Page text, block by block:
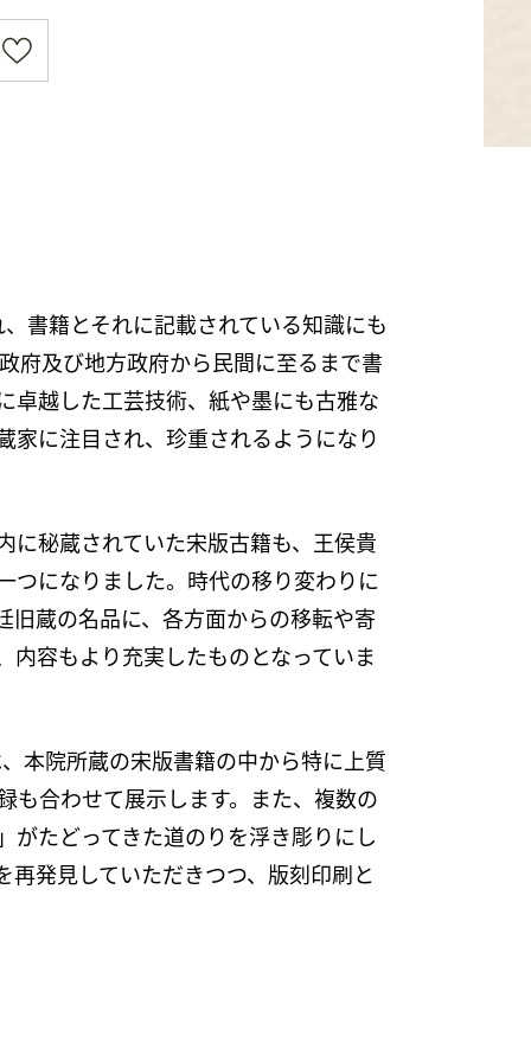
書籍とそれに記載されている知識にも
府及び地方政府から民間に至るまで書
卓越した工芸技術、紙や墨にも古雅な
家に注目され、珍重されるようになり
に秘蔵されていた宋版古籍も、王侯貴
つになりました。時代の移り変わりに
蔵の名品に、各方面からの移転や寄
容もより充実したものとなっていま
本院所蔵の宋版書籍の中から特に上質
も合わせて展示します。また、複数の
がたどってきた道のりを浮き彫りにし
発見していただきつつ、版刻印刷と